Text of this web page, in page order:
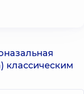
классическим